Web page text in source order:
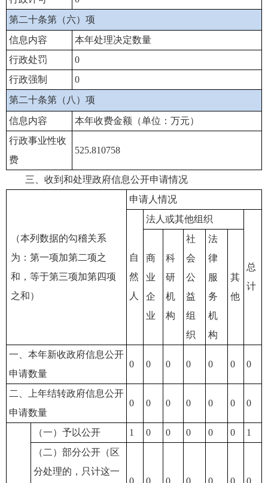
第二十条第（六）项
信息内容
本年处理决定数量
行政处罚
0
行政强制
0
第二十条第（八）项
信息内容
本年收费金额（单位：万元）
行政事业性收
费
525.810758
三、收到和处理政府信息公开申请情况
（本列数据的勾稽关系
为：第一项加第二项之
和，等于第三项加第四项
之和）
申请人情况
自
然
人
法人或其他组织
总
计
商
业
企
业
科
研
机
构
社
会
公
益
组
织
法
律
服
务
机
构
其
他
一、本年新收政府信息公开
申请数量
0 0 0 0 0 0 0
二、上年结转政府信息公开
申请数量
0 0 0 0 0 0 0
（一）予以公开 1 0 0 0 0 0
1
（二）部分公开（区
分处理的，只计这一
0 0 0 0 0 0 0